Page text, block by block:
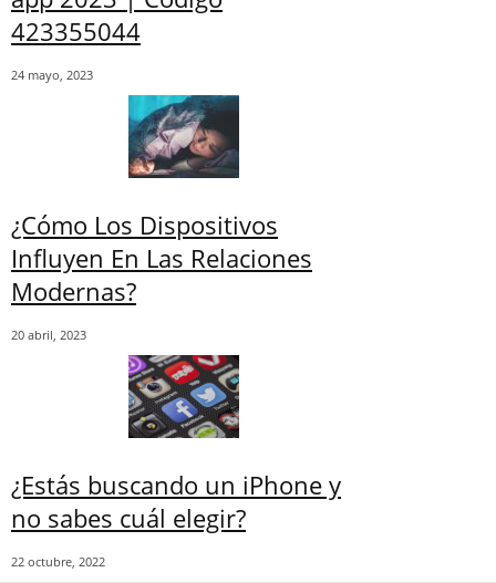
423355044
24 mayo, 2023
¿Cómo Los Dispositivos
Influyen En Las Relaciones
Modernas?
20 abril, 2023
¿Estás buscando un iPhone y
no sabes cuál elegir?
22 octubre, 2022